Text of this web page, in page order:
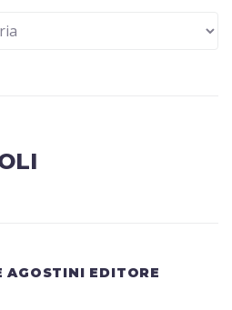
AGOSTINI EDITORE